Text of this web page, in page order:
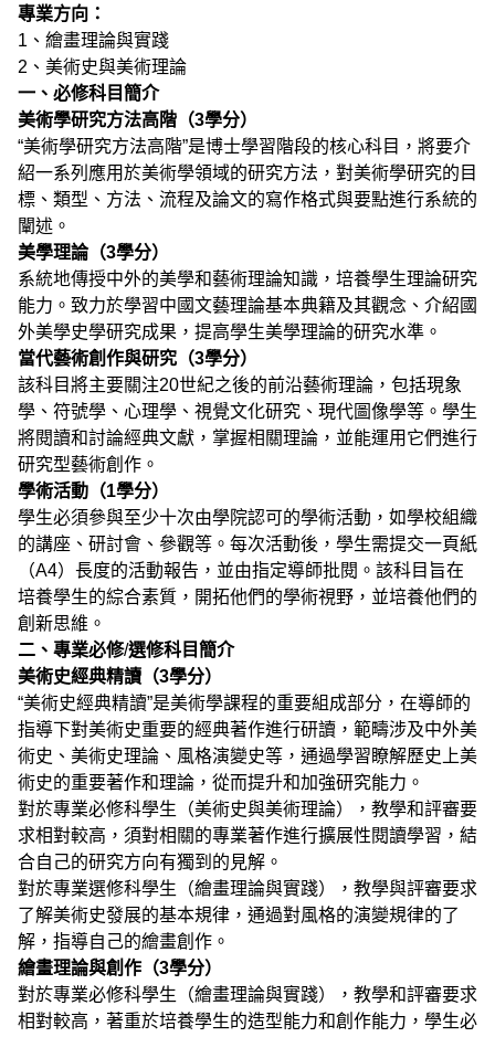
專業方向 ：
1、繪畫理論與實踐
2、美術史與美術理論
一、 必修科目簡介
美術學研究方法高階（3學分）
“美術學研究方法高階”是博士學習階段的核心科目，將要介
紹一系列應用於美術學領域的研究方法，對美術學研究的目
標、類型、方法、流程及論文的寫作格式與要點進行系統的
闡述。
美學理論（3學分）
系統地傳授中外的美學和藝術理論知識，培養學生理論研究
能力。致力於學習中國文藝理論基本典籍及其觀念、介紹國
外美學史學研究成果，提高學生美學理論的研究水準。
當代藝術創作與研究（3學分）
該科目將主要關注20世紀之後的前沿藝術理論，包括現象
學、符號學、心理學、視覺文化研究、現代圖像學等。學生
將閱讀和討論經典文獻，掌握相關理論，並能運用它們進行
研究型藝術創作。
學術活動（1學分）
學生必須參與至少十次由學院認可的學術活動，如學校組織
的講座、研討會、參觀等。每次活動後，學生需提交一頁紙
（A4）長度的活動報告，並由指定導師批閱。該科目旨在
培養學生的綜合素質，開拓他們的學術視野，並培養他們的
創新思維。
二、專業必修/選修科目簡介
美術史經典精讀（3學分）
“美術史經典精讀”是美術學課程的重要組成部分，在導師的
指導下對美術史重要的經典著作進行研讀，範疇涉及中外美
術史、美術史理論、風格演變史等，通過學習瞭解歷史上美
術史的重要著作和理論，從而提升和加強研究能力。
對於專業必修科學生（美術史與美術理論），教學和評審要
求相對較高，須對相關的專業著作進行擴展性閱讀學習，結
合自己的研究方向有獨到的見解。
對於專業選修科學生（繪畫理論與實踐），教學與評審要求
了解美術史發展的基本規律，通過對風格的演變規律的了
解，指導自己的繪畫創作。
繪畫理論與創作（3學分）
對於專業必修科學生（繪畫理論與實踐），教學和評審要求
相對較高，著重於培養學生的造型能力和創作能力，學生必